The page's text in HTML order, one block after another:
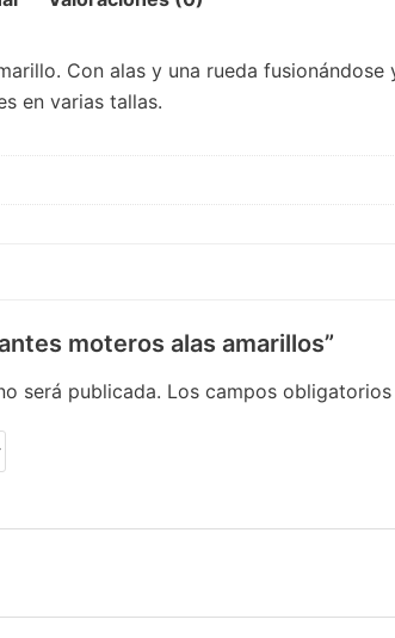
Con alas y una rueda
en varias tallas.
moteros alas amarillos”
será publicada. Los campos